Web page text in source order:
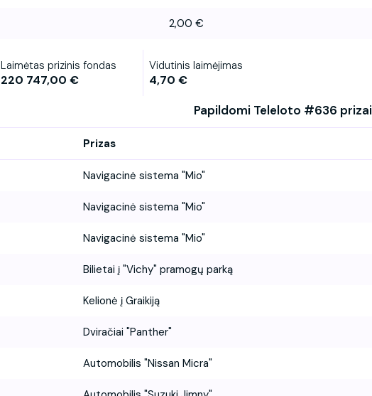
2,00 €
Laimėtas prizinis fondas
220 747,00 €
Vidutinis laimėjimas
4,70 €
Papildomi Teleloto #636 prizai
Prizas
Navigacinė sistema "Mio"
Navigacinė sistema "Mio"
Navigacinė sistema "Mio"
Bilietai į "Vichy" pramogų parką
Kelionė į Graikiją
Dviračiai "Panther"
Automobilis "Nissan Micra"